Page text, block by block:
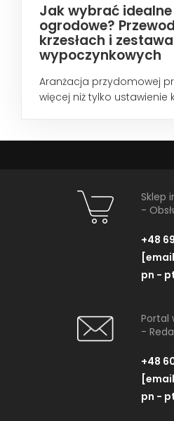
Jak wybrać
ogrodowe?
krzesłach i
wypoczynkowych
Aranżacja przydomowej
więcej niż tylko ustawienie
Sklep
-
+48
pn -
Portal
-
+48
pn -